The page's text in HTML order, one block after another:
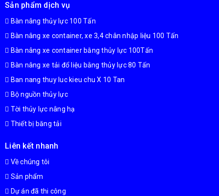
Sản phẩm dịch vụ
Bàn nâng thủy lực 100 Tấn
Bàn nâng xe container, xe 3,4 chân nhập liệu 100 Tấn
Bàn nâng xe container bằng thủy lực 100Tấn
Bàn nâng xe tải đổ liệu bằng thủy lực 80 Tấn
Ban nang thuy luc kieu chu X 10 Tan
Bộ nguồn thủy lực
Tời thủy lực nâng hạ
Thiết bị băng tải
Liên kết nhanh
Về chúng tôi
Sản phẩm
Dự án đã thi công